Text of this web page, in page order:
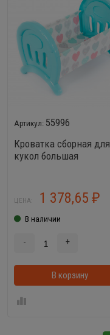
55996
Кроватка сборная для
кукол большая
ЦЕНА: 1 378,65 ₽
В наличии
- +
В корзину